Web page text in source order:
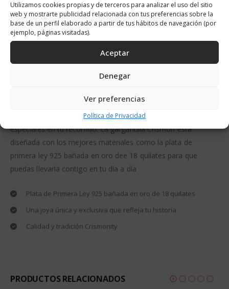
Utilizamos cookies propias y de terceros para analizar el uso del sitio
web y mostrarte publicidad relacionada con tus preferencias sobre la
base de un perfil elaborado a partir de tus hábitos de navegación (por
ejemplo, páginas visitadas).
Aceptar
Denegar
Ver preferencias
Política de Privacidad
DESCRIPCIÓN
Tu crismón, una joya única que cuenta tu historia de inicio a
sus brazos. Simboliza la elegancia y la exclusividad de una
trayectoria de vida llena de todos los momentos y personas
especiales en tu recorrido. La gargantilla Crismón esta
diseñada con los mejores materiales como la plata de
primera ley 925 bañada en oro dee 18 quilates para que
puedas llevarla contigo en tu día a día
Plata de Primera Ley 925 bañada en oro de 18 quilates
Una joya única y exclusiva que refleja tu historia
Calidad y tradición Crismonity
PRODUCTOS RELACIONADOS